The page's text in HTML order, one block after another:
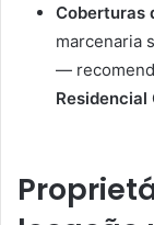
Coberturas
marcenaria
—
Residencial